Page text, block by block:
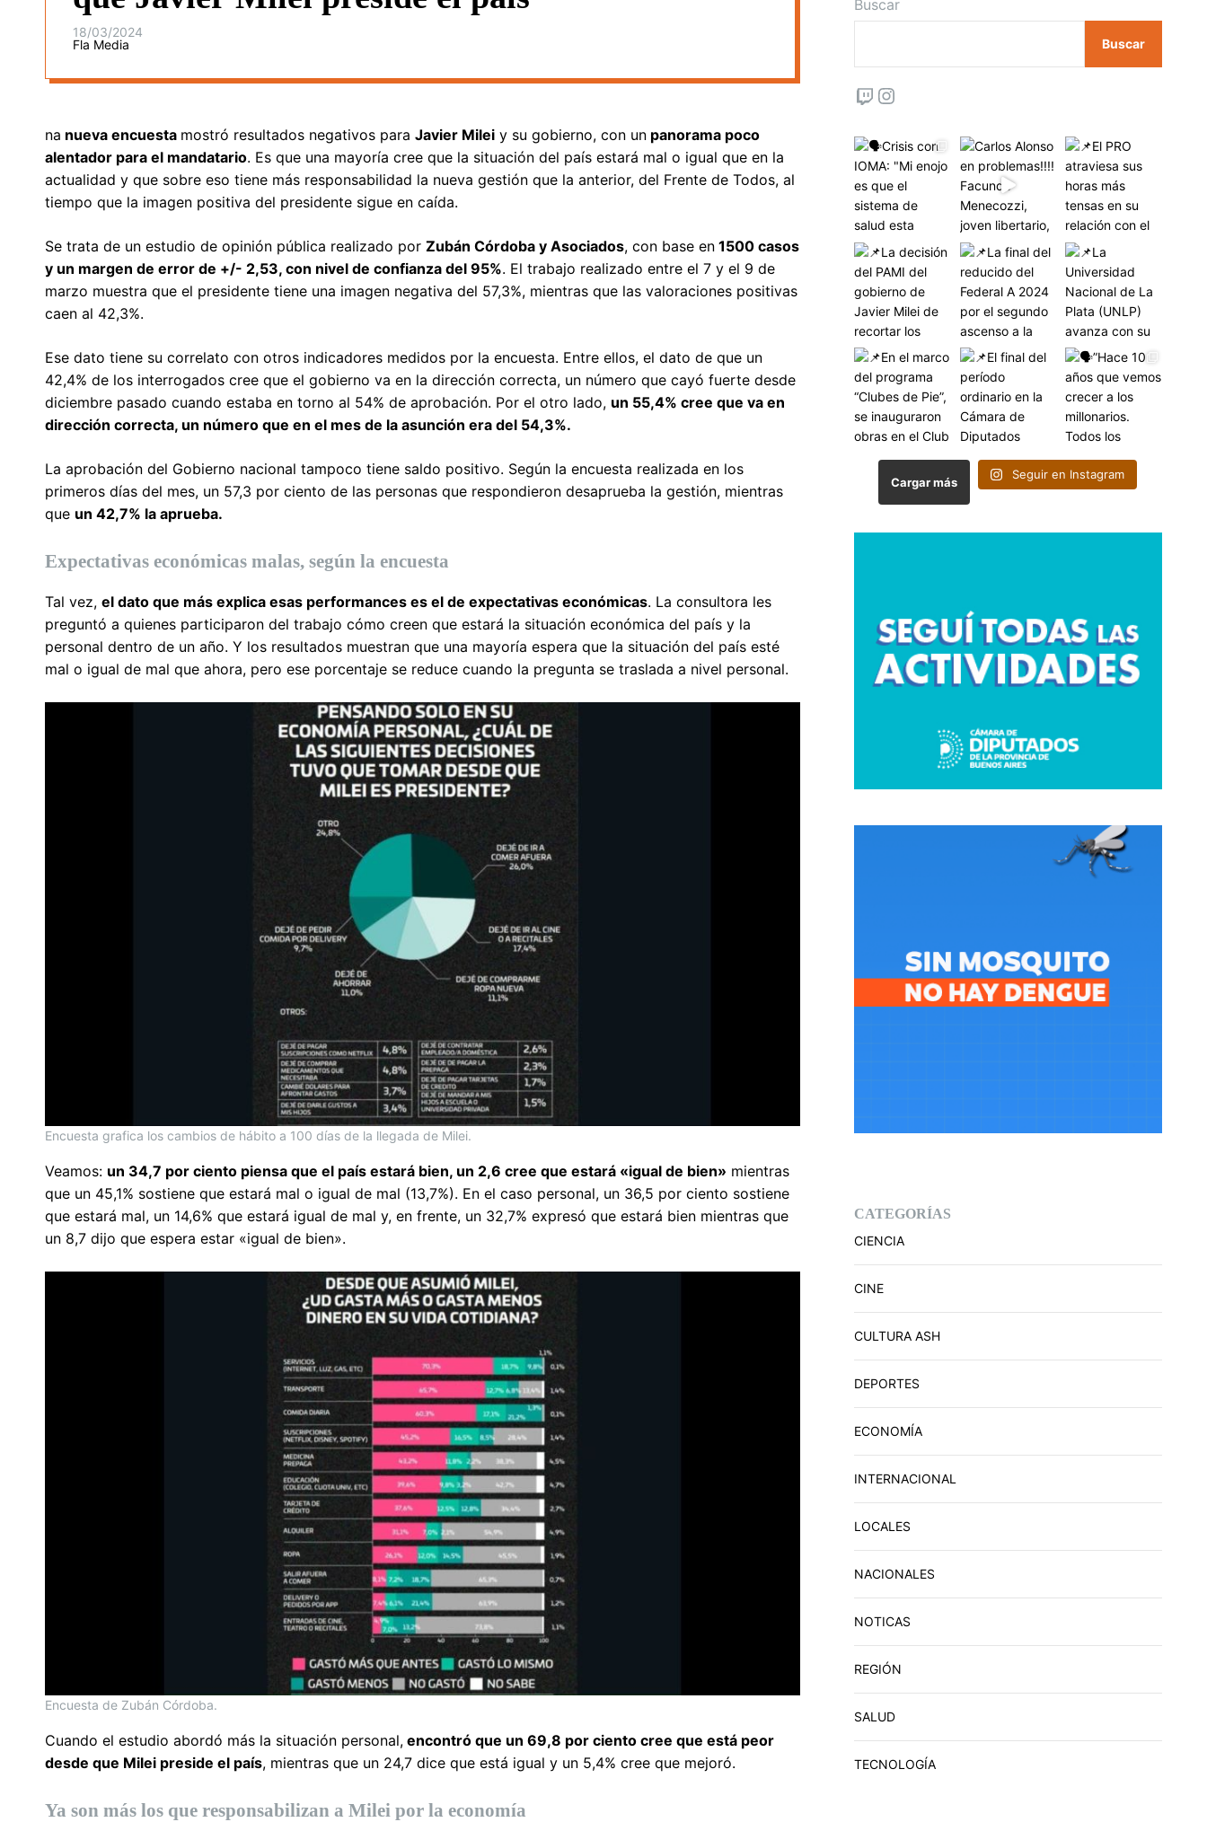
18/03/2024
Fla Media
na nueva encuesta mostró resultados negativos para Javier Milei y su gobierno, con un panorama poco
alentador para el mandatario. Es que una mayoría cree que la situación del país estará mal o igual que en la
actualidad y que sobre eso tiene más responsabilidad la nueva gestión que la anterior, del Frente de Todos, al
tiempo que la imagen positiva del presidente sigue en caída.
Se trata de un estudio de opinión pública realizado por Zubán Córdoba y Asociados, con base en 1500 casos
y un margen de error de +/- 2,53, con nivel de confianza del 95%. El trabajo realizado entre el 7 y el 9 de
marzo muestra que el presidente tiene una imagen negativa del 57,3%, mientras que las valoraciones positivas
caen al 42,3%.
Ese dato tiene su correlato con otros indicadores medidos por la encuesta. Entre ellos, el dato de que un
42,4% de los interrogados cree que el gobierno va en la dirección correcta, un número que cayó fuerte desde
diciembre pasado cuando estaba en torno al 54% de aprobación. Por el otro lado, un 55,4% cree que va en
dirección correcta, un número que en el mes de la asunción era del 54,3%.
La aprobación del Gobierno nacional tampoco tiene saldo positivo. Según la encuesta realizada en los
primeros días del mes, un 57,3 por ciento de las personas que respondieron desaprueba la gestión, mientras
que un 42,7% la aprueba.
Expectativas económicas malas, según la encuesta
Tal vez, el dato que más explica esas performances es el de expectativas económicas. La consultora les
preguntó a quienes participaron del trabajo cómo creen que estará la situación económica del país y la
personal dentro de un año. Y los resultados muestran que una mayoría espera que la situación del país esté
mal o igual de mal que ahora, pero ese porcentaje se reduce cuando la pregunta se traslada a nivel personal.
Encuesta grafica los cambios de hábito a 100 días de la llegada de Milei.
Veamos: un 34,7 por ciento piensa que el país estará bien, un 2,6 cree que estará «igual de bien» mientras
que un 45,1% sostiene que estará mal o igual de mal (13,7%). En el caso personal, un 36,5 por ciento sostiene
que estará mal, un 14,6% que estará igual de mal y, en frente, un 32,7% expresó que estará bien mientras que
un 8,7 dijo que espera estar «igual de bien».
Encuesta de Zubán Córdoba.
Cuando el estudio abordó más la situación personal, encontró que un 69,8 por ciento cree que está peor
desde que Milei preside el país, mientras que un 24,7 dice que está igual y un 5,4% cree que mejoró.
Ya son más los que responsabilizan a Milei por la economía
Buscar
Buscar
Twitch
Cargar más
Seguir en Instagram
CATEGORÍAS
CIENCIA
CINE
CULTURA ASH
DEPORTES
ECONOMÍA
INTERNACIONAL
LOCALES
NACIONALES
NOTICAS
REGIÓN
SALUD
TECNOLOGÍA